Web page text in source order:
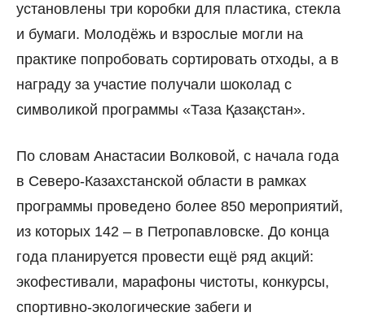
установлены три коробки для пластика, стекла
и бумаги. Молодёжь и взрослые могли на
практике попробовать сортировать отходы, а в
награду за участие получали шоколад с
символикой программы «Таза Қазақстан».
По словам Анастасии Волковой, с начала года
в Северо-Казахстанской области в рамках
программы проведено более 850 мероприятий,
из которых 142 – в Петропавловске. До конца
года планируется провести ещё ряд акций:
экофестивали, марафоны чистоты, конкурсы,
спортивно-экологические забеги и